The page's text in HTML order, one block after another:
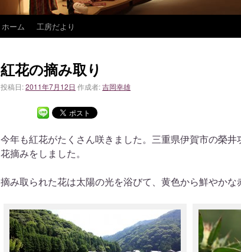
ホーム 工房だより
紅花の摘み取り
投稿日:2011年7月12日 作成者:吉岡幸雄
今年も紅花がたくさん咲きました。三重県伊賀市の榮
花摘みをしました。
摘み取られた花は太陽の光を浴びて、黄色から鮮やかな